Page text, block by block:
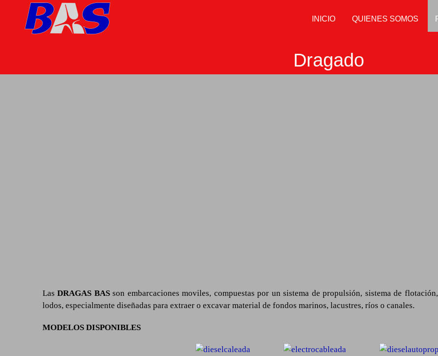
INICIO QUIENES SOMOS
Dragado
LasDRAGAS BASson embarcaciones moviles, compuestas por un sistema de propulsión, sistema de
lodos, especialmente diseñadas para extraer o excavar material de fondos marinos, lacustres, ríos o canales.
MODELOS DISPONIBLES